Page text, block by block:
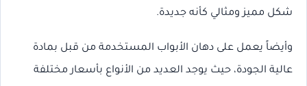
شكل مميز ومثالي كأنه جديدة.
وأيضاً يعمل على دهان الأبواب المستخدمة من قبل بمادة
عالية الجودة، حيث يوجد العديد من الأنواع بأسعار مختلفة